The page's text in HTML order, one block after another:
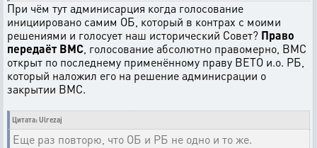
При чём тут админисарция когда голосование
инициировано самим ОБ, который в контрах с моими
решениями и голосует наш исторический Совет? Право
передаёт ВМС , голосование абсолютно правомерно, ВМС
открыт по последнему применённому праву ВЕТО и.о. РБ,
который наложил его на решение админисрации о
закрытии ВМС.
Цитата: Ulrezaj
Еще раз повторю, что ОБ и РБ не одно и то же.